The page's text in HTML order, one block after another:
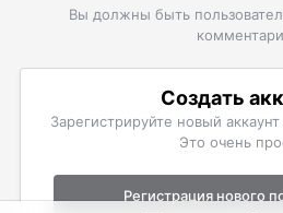
Вы должны быть
Создать
Зарегистрируйте новый
Это очень
Регистрация нового